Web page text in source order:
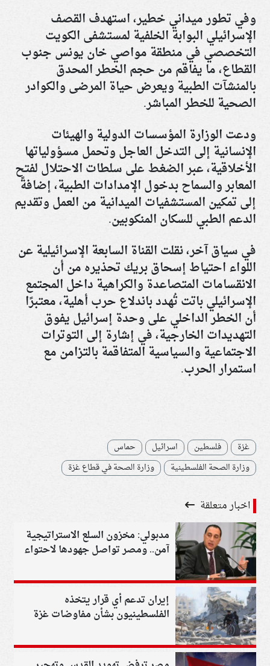
وفي تطور ميداني خطير، استهدف القصف
الإسرائيلي البوابة الخلفية لمستشفى الكويت
التخصصي في منطقة مواصي خان يونس جنوب
القطاع، ما يفاقم من حجم الخطر المحدق
بالمنشآت الطبية ويعرض حياة المرضى والكوادر
الصحية للخطر المباشر.
ودعت الوزارة المؤسسات الدولية والهيئات
الإنسانية إلى التدخل العاجل وتحمل مسؤولياتها
الأخلاقية، عبر الضغط على سلطات الاحتلال لفتح
المعابر والسماح بدخول الإمدادات الطبية، إضافةً
إلى تمكين المستشفيات الميدانية من العمل وتقديم
الدعم الطبي للسكان المنكوبين.
في سياق آخر، نقلت القناة السابعة الإسرائيلية عن
اللواء احتياط إسحاق بريك تحذيره من أن
الانقسامات المتصاعدة والكراهية داخل المجتمع
الإسرائيلي باتت تُهدد باندلاع حرب أهلية، معتبرًا
أن الخطر الداخلي على وحدة إسرائيل يفوق
التهديدات الخارجية، في إشارة إلى التوترات
الاجتماعية والسياسية المتفاقمة بالتزامن مع
استمرار الحرب.
غزة فلسطين اسرائيل
حماس
وزارة الصحة الفلسطينية
وزارة الصحة في قطاع غزة
اخبار متعلقة
مدبولي: مخزون السلع الاستراتيجية
آمن.. ومصر تواصل جهودها لاحتواء
إيران تدعم أي قرار يتخذه
الفلسطينيون بشأن مفاوضات غزة